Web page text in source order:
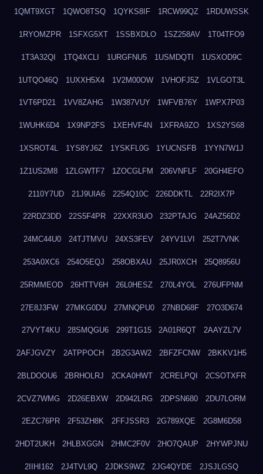
1QMT9XGT 1QWO8TSQ 1QYKS8IF 1RCW99QZ 1RDUWSSK
1RYOMZPR 1SFXG5XT 1SSBXDLO 1SZ258AV 1T04TFO9
1T3A32QI 1TQ4XCLI 1URGFNU5 1USMDQTI 1USXOD9C
1UTQO46Q 1UXXH5X4 1V2M00OW 1VHOFJ5Z 1VLGOT3L
1VT6PD21 1VV8ZAHG 1W387VUY 1WFVB76Y 1WPX7P03
1WUHK6D4 1X9NP2FS 1XEHVF4N 1XFRA9ZO 1XS2YS68
1XSROT4L 1YS8YJ6Z 1YSKFL0G 1YUCNSFB 1YYN7W1J
1Z1US2M8 1ZLGWTF7 1ZOCGLFM 206VNFLF 20GH4EFO
2110Y7UD 21J9UIA6 2254Q10C 226DDKTL 22R2IX7P
22RDZ3DD 22S5F4PR 22XXR3UO 232PTAJG 24AZ56D2
24MC44U0 24TJTMVU 24XS3FEV 24YV1LVI 252T7VNK
253A0XC6 254O5EQJ 258OBXAU 25JR0XCH 25Q8956U
25RMMEOD 26HTTV6H 26L0HESZ 270L4YOL 276UFPNM
27E8J3FW 27MKG0DU 27MNQPU0 27NBD68F 27O3D674
27VYT4KU 28SMQGU6 299T1G15 2A01R6QT 2AAYZL7V
2AFJGVZY 2ATPPOCH 2B2G3AW2 2BFZFCNW 2BKKV1H5
2BLDOOU6 2BRHOLRJ 2CKA0HWT 2CRELPQI 2CSOTXFR
2CVZ7WMG 2D26EBXW 2D942LRG 2DPSN680 2DU7LORM
2EZC76PR 2F53ZH8K 2FFJSSR3 2G789XQE 2G8M6D58
2HDT2UKH 2HLBXGGN 2HMC2F0V 2HO7QAUP 2HYWPJNU
2IIHI162 2J4TVL9Q 2JDKS9WZ 2JG4QYDE 2JSJLGSQ